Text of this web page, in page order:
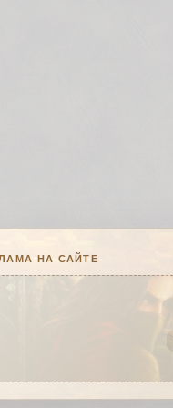
НА САЙТЕ